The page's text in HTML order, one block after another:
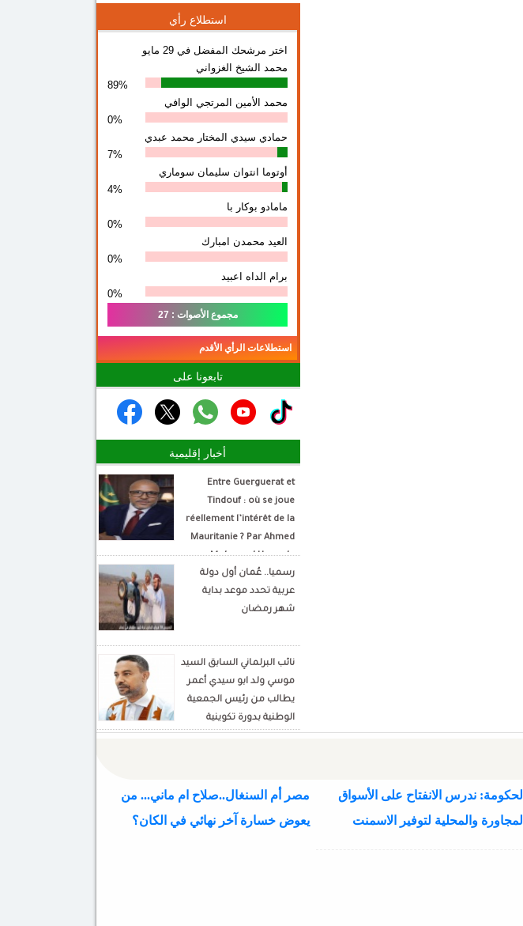
صفر
استطلاع رأي
اختر مرشحك المفضل في 29 مايو
محمد الشيخ الغزواني
89%
محمد الأمين المرتجي الوافي
0%
حمادي سيدي المختار محمد عبدي
7%
أوتوما انتوان سلیمان سوماري
4%
مامادو بوكار با
0%
العيد محمدن امبارك
0%
برام الداه اعبيد
0%
مجموع الأصوات : 27
استطلاعات الرأي الأقدم
تابعونا على
أخبار إقليمية
Entre Guerguerat et
Tindouf : où se joue
réellement l’intérêt de la
Mauritanie ? Par Ahmed
Mohamed Hamada
Écrivain et analyste
politique
رسميا.. عُمان أول دولة
عربية تحدد موعد بداية
شهر رمضان
نائب البرلماني السابق السيد
موسي ولد ابو سيدي أعمر
يطالب من رئيس الجمعية
الوطنية بدورة تكوينية
للنواب الجديد
الحكومة: ندرس الانفتاح على الأسواق
المجاورة والمحلية لتوفير الاسمنت
مصر أم السنغال..صلاح ام ماني... من
يعوض خسارة آخر نهائي في الكان؟